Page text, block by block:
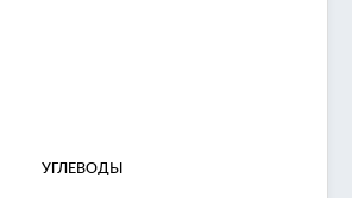
УГЛЕВОДЫ